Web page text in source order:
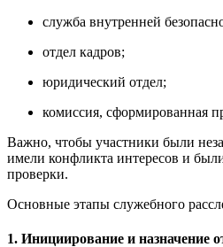
служба внутренней
отдел кадров;
юридический отдел;
комиссия, сформированная
Важно, чтобы участники были
имели конфликта интересов и
проверки.
Основные этапы служебного
1. Инициирование и назначение